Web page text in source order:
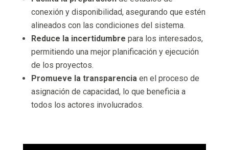
conexión y disponibilidad, asegurando que estén
alineados con las condiciones del sistema.
Reduce la incertidumbre para los interesados,
permitiendo una mejor planificación y ejecución
de los proyectos.
Promueve la transparencia en el proceso de
asignación de capacidad, lo que beneficia a
todos los actores involucrados.